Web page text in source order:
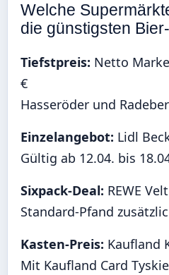
Welche
die günstigsten
Tiefstpreis: Netto
€
Hasseröder und
Einzelangebot: Lidl
Gültig ab 12.04. bis
Sixpack-Deal: REWE
Standard-Pfand
Kasten-Preis: Kaufland
Mit Kaufland Card